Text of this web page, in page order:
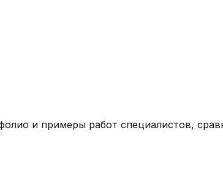
и примеры работ специалистов,